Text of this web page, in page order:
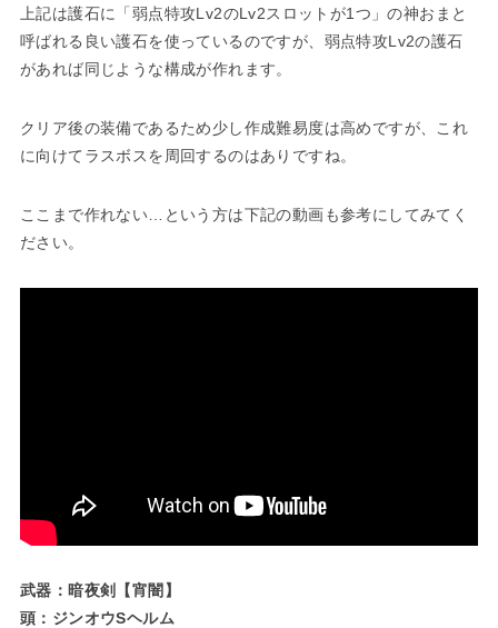
上記は護石に「弱点特攻Lv2のLv2スロットが1つ」の神おまと
呼ばれる良い護石を使っているのですが、弱点特攻Lv2の護石
があれば同じような構成が作れます。
クリア後の装備であるため少し作成難易度は高めですが、これ
に向けてラスボスを周回するのはありですね。
ここまで作れない…という方は下記の動画も参考にしてみてく
ださい。
武器：暗夜剣【宵闇】
頭：ジンオウSヘルム